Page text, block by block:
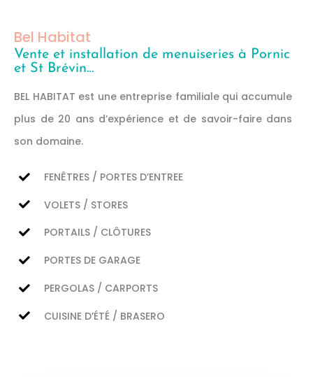
Bel Habitat
Vente et installation de menuiseries à Pornic
et St Brévin…
BEL HABITAT est une entreprise familiale qui accumule
plus de 20 ans d’expérience et de savoir-faire dans
son domaine.
FENÊTRES / PORTES D’ENTREE
VOLETS / STORES
PORTAILS / CLÔTURES
PORTES DE GARAGE
PERGOLAS / CARPORTS
CUISINE D’ÉTÉ / BRASERO